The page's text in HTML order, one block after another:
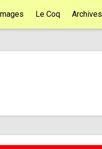
Le Coq Archives